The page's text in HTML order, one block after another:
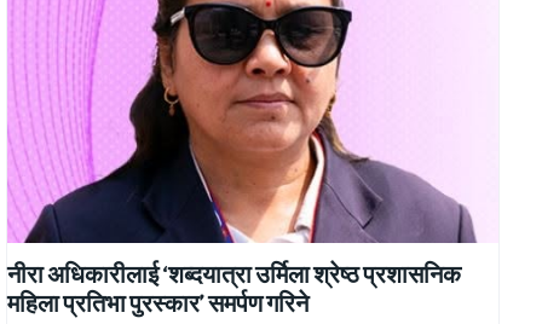
नीरा अधिकारीलाई ‘शब्दयात्रा उर्मिला श्रेष्ठ प्रशासनिक
महिला प्रतिभा पुरस्कार’ समर्पण गरिने